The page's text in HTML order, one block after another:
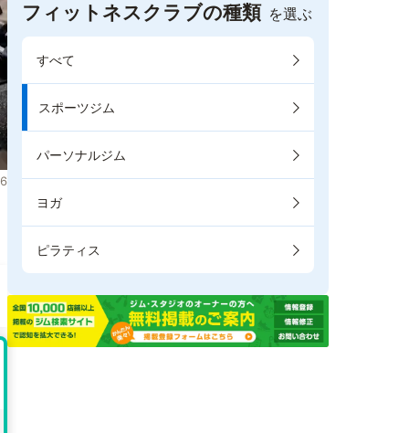
フィットネスクラブの種類 を選ぶ
すべて
スポーツジム
パーソナルジム
ヨガ
ピラティス